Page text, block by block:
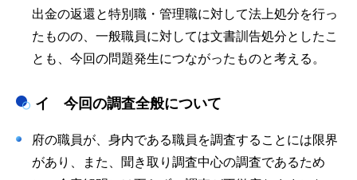
出金の返還と特別職・管理職に対して法上処分を行っ
たものの、一般職員に対しては文書訓告処分としたこ
とも、今回の問題発生につながったものと考える。
イ 今回の調査全般について
府の職員が、身内である職員を調査することには限界
があり、また、聞き取り調査中心の調査であるため